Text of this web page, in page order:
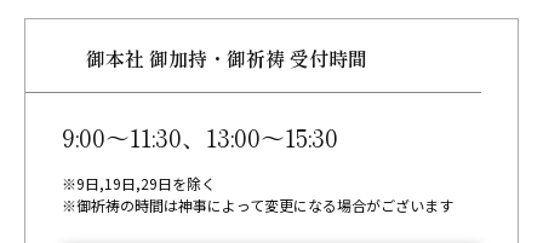
御本社 御加持・御祈祷 受付時間
9:00～11:30、13:00～15:30
※9日,19日,29日を除く
※御祈祷の時間は神事によって変更になる場合がございます